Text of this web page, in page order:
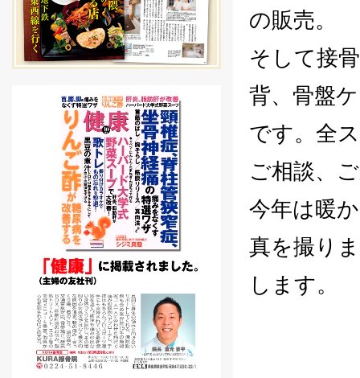
の販売。
そして接
背、骨盤
です。全
ご相談、
今年は暖
真を撮り
します。